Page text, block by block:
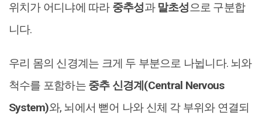
위치가 어디냐에 따라 중추성과 말초성으로 구분합
니다.
우리 몸의 신경계는 크게 두 부분으로 나뉩니다. 뇌와
척수를 포함하는 중추 신경계(Central Nervous
System)와, 뇌에서 뻗어 나와 신체 각 부위와 연결되